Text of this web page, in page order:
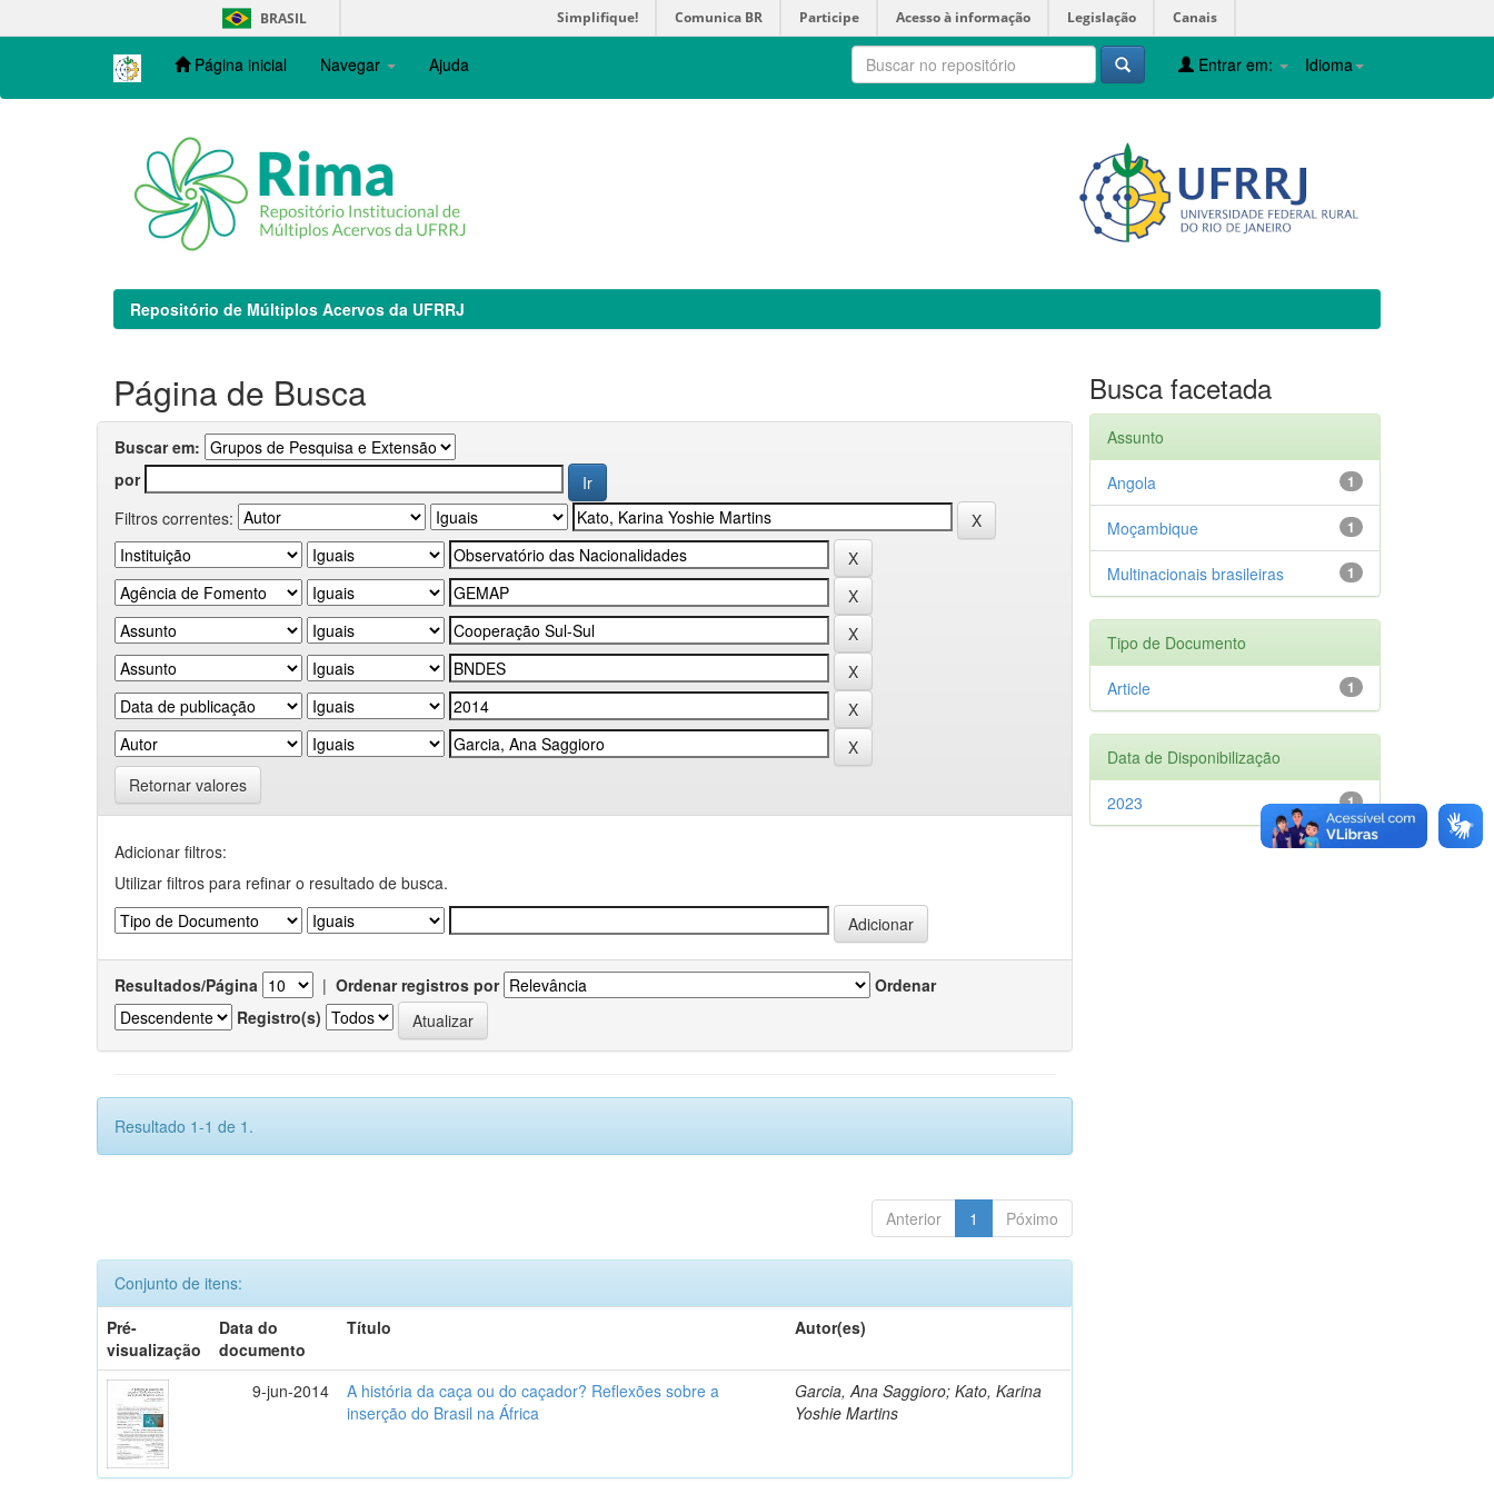
navigation
BRASIL Simplifique! Comunica BR Participe Acesso à informação Legislação Canais
Página inicial Navegar Ajuda Idioma
Entrar em:
Repositório de Múltiplos Acervos da UFRRJ
Página de Busca
Buscar em:
por
Filtros correntes:
Retornar valores
Adicionar filtros:
Utilizar filtros para refinar o resultado de busca.
Resultados/Página | Ordenar registros por
Ordenar
Registro(s)
Resultado 1-1 de 1.
Anterior 1 Póximo
Conjunto de itens:
Pré-
visualização
Data do
documento
Título Autor(es)
9-jun-2014
A história da caça ou do caçador? Reflexões sobre a
inserção do Brasil na África
Garcia, Ana Saggioro; Kato, Karina
Yoshie Martins
Busca facetada
Assunto
1
Angola
1
Moçambique
1
Multinacionais brasileiras
Tipo de Documento
1
Article
Data de Disponibilização
1
2023